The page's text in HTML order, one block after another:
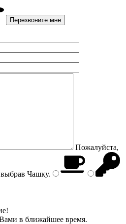
Пожалуйста,
Чашку.
в ближайшее время.